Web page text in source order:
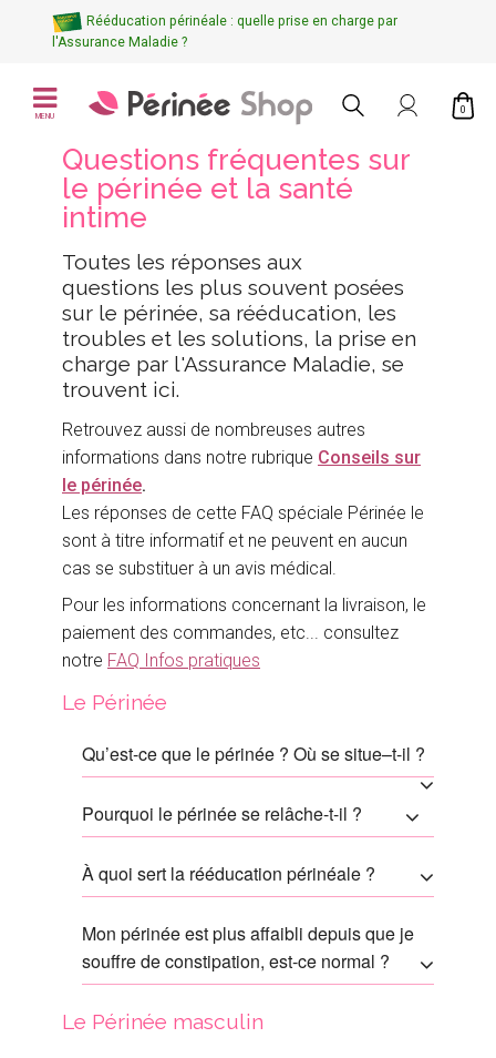
Rééducation périnéale : quelle prise en charge par
l'Assurance Maladie ?
MENU
0
Questions fréquentes sur
le périnée et la santé
intime
Toutes les réponses aux
questions les plus souvent posées
sur le périnée, sa rééducation, les
troubles et les solutions, la prise en
charge par l'Assurance Maladie, se
trouvent ici.
Retrouvez aussi de nombreuses autres
informations dans notre rubrique Conseils sur
le périnée.
Les réponses de cette FAQ spéciale Périnée le
sont à titre informatif et ne peuvent en aucun
cas se substituer à un avis médical.
Pour les informations concernant la livraison, le
paiement des commandes, etc... consultez
notre FAQ Infos pratiques
Le Périnée
Qu’est-ce que le périnée ? Où se situe–t-il ?
Pourquoi le périnée se relâche-t-il ?
À quoi sert la rééducation périnéale ?
Mon périnée est plus affaibli depuis que je
souffre de constipation, est-ce normal ?
Le Périnée masculin